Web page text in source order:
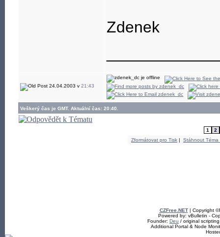
Zdenek
24.04.2003 v 21:43
Veškerý čas je GMT. Aktuální čas: 20:40.
1
2
Zformátovat pro Tisk | Stáhnout Téma
CZFree.NET| Copyright
Powered by: vBulletin -
Founder: Deu / original
Additional Portal & Node